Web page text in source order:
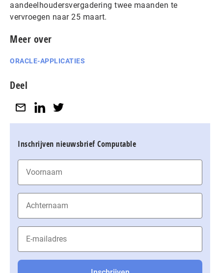
aandeelhoudersvergadering twee maanden te
vervroegen naar 25 maart.
Meer over
ORACLE-APPLICATIES
Deel
Inschrijven nieuwsbrief Computable